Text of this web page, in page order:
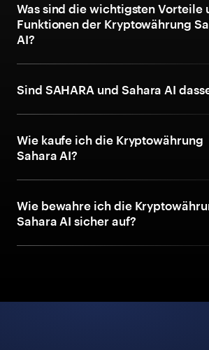
Was sind die wichtigsten Vorteile
Funktionen der Kryptowährung
AI?
Sind SAHARA und Sahara AI
Wie kaufe ich die Kryptowährung
Sahara AI?
Wie bewahre ich die
Sahara AI sicher auf?